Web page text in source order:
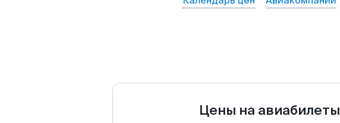
Цены на авиабилеты